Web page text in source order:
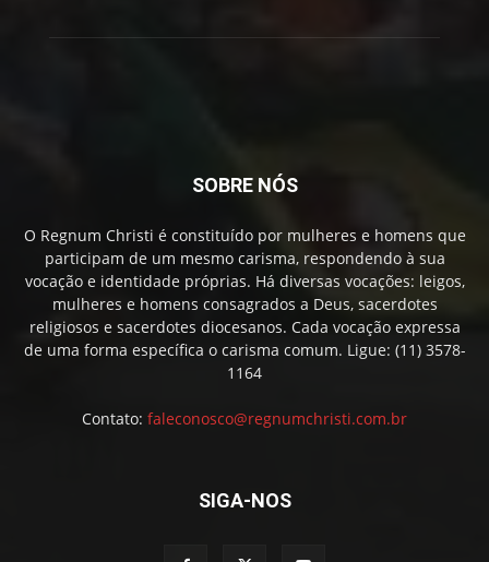
SOBRE NÓS
O Regnum Christi é constituído por mulheres e homens que
participam de um mesmo carisma, respondendo à sua
vocação e identidade próprias. Há diversas vocações: leigos,
mulheres e homens consagrados a Deus, sacerdotes
religiosos e sacerdotes diocesanos. Cada vocação expressa
de uma forma específica o carisma comum. Ligue: (11) 3578-
1164
Contato: faleconosco@regnumchristi.com.br
SIGA-NOS